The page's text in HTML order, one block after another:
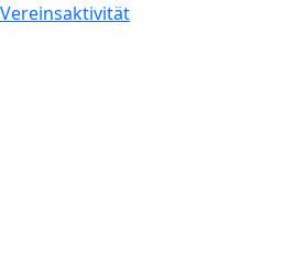
Vereinsaktivität